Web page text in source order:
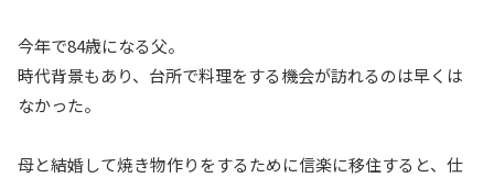
今年で84歳になる父。
時代背景もあり、台所で料理をする機会が訪れるのは早くは
なかった。
母と結婚して焼き物作りをするために信楽に移住すると、仕